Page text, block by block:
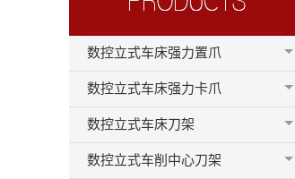
数控立式车床强力置爪
数控立式车床强力卡爪
数控立式车床刀架
数控立式车削中心刀架